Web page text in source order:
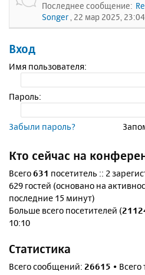
Последнее сообщение:
Songer , 22 мар 2025, 23:04
Вход
Имя пользователя:
Пароль:
Забыли пароль?
Кто сейчас на
Всего631 посетитель :: 2
629 гостей (основано на
последние 15 минут)
Больше всего посетителей (
10:10
Статистика
Всего сообщений: 26615 • Всего